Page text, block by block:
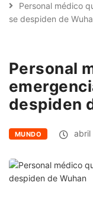
Personal médico
se despiden de
Personal
despiden
MUNDO abril